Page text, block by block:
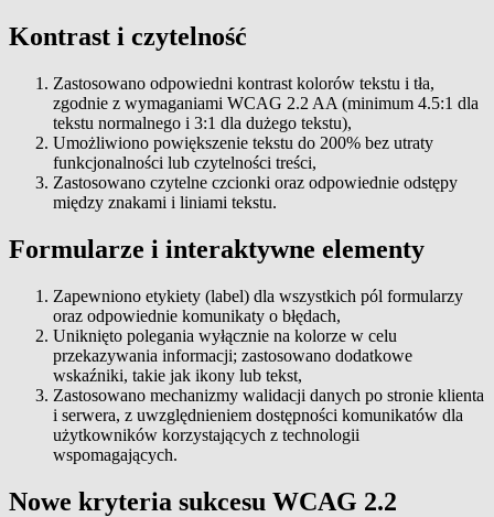
Kontrast i czytelność
Zastosowano odpowiedni kontrast kolorów tekstu i tła,
zgodnie z wymaganiami WCAG 2.2 AA (minimum 4.5:1 dla
tekstu normalnego i 3:1 dla dużego tekstu),
Umożliwiono powiększenie tekstu do 200% bez utraty
funkcjonalności lub czytelności treści,
Zastosowano czytelne czcionki oraz odpowiednie odstępy
między znakami i liniami tekstu.
Formularze i interaktywne elementy
Zapewniono etykiety (label) dla wszystkich pól formularzy
oraz odpowiednie komunikaty o błędach,
Uniknięto polegania wyłącznie na kolorze w celu
przekazywania informacji; zastosowano dodatkowe
wskaźniki, takie jak ikony lub tekst,
Zastosowano mechanizmy walidacji danych po stronie klienta
i serwera, z uwzględnieniem dostępności komunikatów dla
użytkowników korzystających z technologii
wspomagających.
Nowe kryteria sukcesu WCAG 2.2